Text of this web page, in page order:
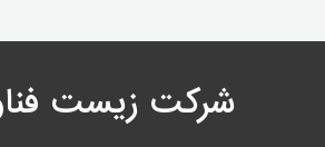
شرکت زیست